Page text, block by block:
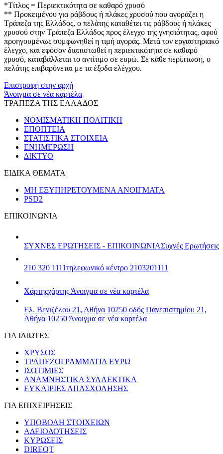
*Τίτλος = Περιεκτικότητα σε καθαρό χρυσό
** Προκειμένου για ράβδους ή πλάκες χρυσού που αγοράζει η
Τράπεζα της Ελλάδος, ο πελάτης καταθέτει τις ράβδους ή πλάκες
χρυσού στην Τράπεζα Ελλάδος προς έλεγχο της γνησιότητας, αφού
προηγουμένως συμφωνηθεί η τιμή αγοράς. Μετά τον εργαστηριακό
έλεγχο, και εφόσον διαπιστωθεί η περιεκτικότητα σε καθαρό
χρυσό, καταβάλλεται το αντίτιμο σε ευρώ. Σε κάθε περίπτωση, ο
πελάτης επιβαρύνεται με τα έξοδα ελέγχου.
Επιστροφή στην αρχή
Άνοιγμα σε νέα καρτέλα
ΤΡΑΠΕΖΑ ΤΗΣ ΕΛΛΑΔΟΣ
ΝΟΜΙΣΜΑΤΙΚΗ ΠΟΛΙΤΙΚΗ
ΕΠΟΠΤΕΙΑ
ΣΤΑΤΙΣΤΙΚΑ ΣΤΟΙΧΕΙΑ
ΕΝΗΜΕΡΩΣΗ
ΔΙΚΤΥΟ
ΕΙΔΙΚΑ ΘΕΜΑΤΑ
ΜΗ ΕΞΥΠΗΡΕΤΟΥΜΕΝΑ ΑΝΟΙΓΜΑΤΑ
PSD2
ΕΠΙΚΟΙΝΩΝΙΑ
ΣΥΧΝΕΣ ΕΡΩΤΗΣΕΙΣ - ΕΠΙΚΟΙΝΩΝΙΑΣυχνές Ερωτήσεις
210 320 1111τηλεφωνικό κέντρο 2103201111
Χάρτηςχάρτης Άνοιγμα σε νέα καρτέλα
Ελ. Βενιζέλου 21, Αθήνα 10250 οδός Πανεπιστημίου 21,
Αθήνα 10250 Άνοιγμα σε νέα καρτέλα
ΓΙΑ ΙΔΙΩΤΕΣ
ΧΡΥΣΟΣ
ΤΡΑΠΕΖΟΓΡΑΜΜΑΤΙΑ ΕΥΡΩ
ΙΣΟΤΙΜΙΕΣ
ΑΝΑΜΝΗΣΤΙΚΑ ΣΥΛΛΕΚΤΙΚΑ
ΕΥΚΑΙΡΙΕΣ ΑΠΑΣΧΟΛΗΣΗΣ
ΓΙΑ ΕΠΙΧΕΙΡΗΣΕΙΣ
ΥΠΟΒΟΛΗ ΣΤΟΙΧΕΙΩΝ
ΑΔΕΙΟΔΟΤΗΣΕΙΣ
ΚΥΡΩΣΕΙΣ
DIREQT